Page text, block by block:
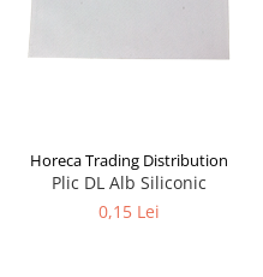
Horeca Trading Distribution
Plic DL Alb Siliconic
0,15 Lei